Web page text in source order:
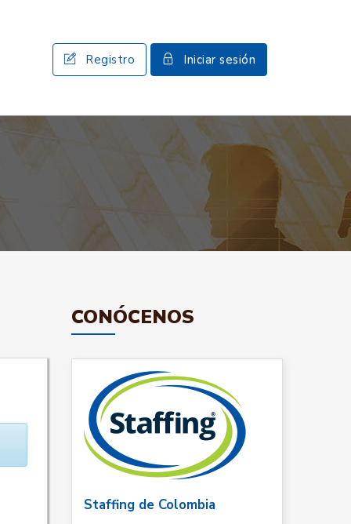
Registro Iniciar sesión
CONÓCENOS
Staffing de Colombia